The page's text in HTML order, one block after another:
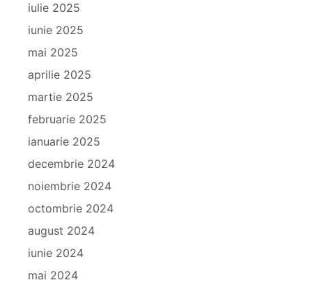
iulie 2025
iunie 2025
mai 2025
aprilie 2025
martie 2025
februarie 2025
ianuarie 2025
decembrie 2024
noiembrie 2024
octombrie 2024
august 2024
iunie 2024
mai 2024